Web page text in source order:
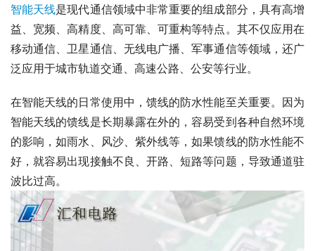
智能天线是现代通信领域中非常重要的组成部分，具有高增
益、宽频、高精度、高可靠、可重构等特点。其不仅应用在
移动通信、卫星通信、无线电广播、军事通信等领域，还广
泛应用于城市轨道交通、高速公路、公安等行业。
在智能天线的日常使用中，馈线的防水性能至关重要。因为
智能天线的馈线是长期暴露在外的，容易受到各种自然环境
的影响，如雨水、风沙、紫外线等，如果馈线的防水性能不
好，就容易出现接触不良、开路、短路等问题，导致通道驻
波比过高。